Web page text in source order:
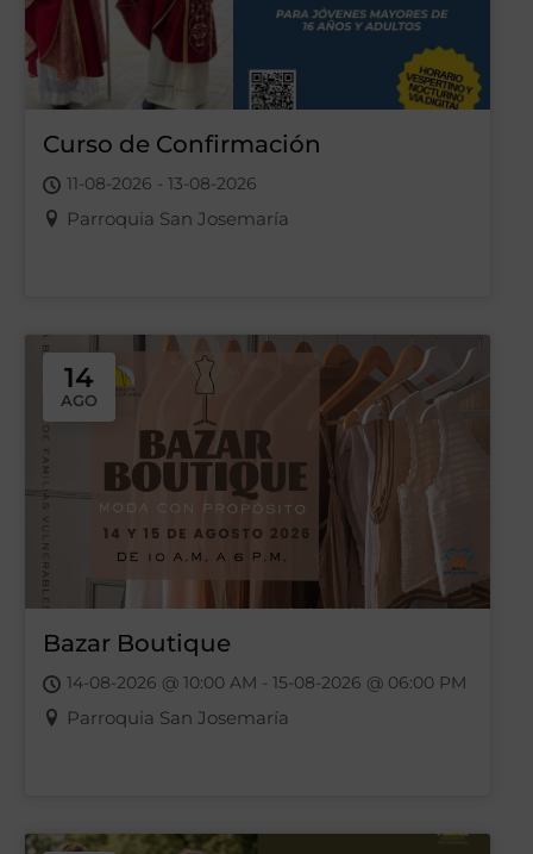
Curso de Confirmación
11-08-2026 - 13-08-2026
Parroquia San Josemaría
14
AGO
Bazar Boutique
14-08-2026 @ 10:00 AM - 15-08-2026 @ 06:00 PM
Parroquia San Josemaría